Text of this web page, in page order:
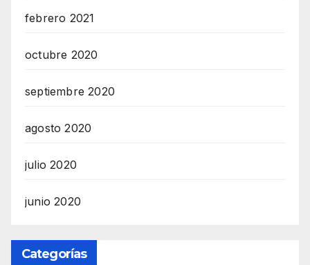
febrero 2021
octubre 2020
septiembre 2020
agosto 2020
julio 2020
junio 2020
Categorías